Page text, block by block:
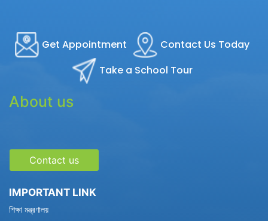
Get Appointment
Contact Us Today
Take a School Tour
About us
Contact us
IMPORTANT LINK
শিক্ষা মন্ত্রণালয়